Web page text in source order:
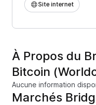
Site internet
À Propos du
Bitcoin
Aucune information
Marchés